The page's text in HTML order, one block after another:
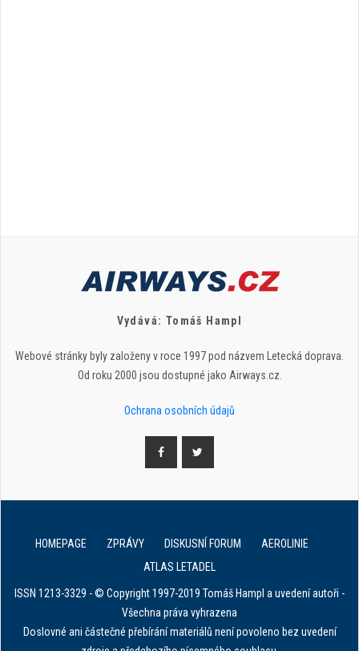
Vydává: Tomáš Hampl
Webové stránky byly založeny v roce 1997 pod názvem Letecká doprava.
Od roku 2000 jsou dostupné jako Airways.cz.
Ochrana osobních údajů
HOMEPAGE ZPRÁVY DISKUSNÍ FORUM
AEROLINIE
ATLAS LETADEL
ISSN 1213-3329 - © Copyright 1997-2019 Tomáš Hampl a uvedení autoři -
Všechna práva vyhrazena
Doslovné ani částečné přebírání materiálů není povoleno bez uvedení